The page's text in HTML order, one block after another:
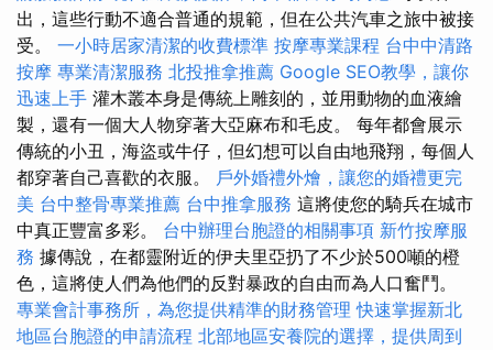
出，這些行動不適合普通的規範，但在公共汽車之旅中被接
受。 一小時居家清潔的收費標準 按摩專業課程 台中中清路
按摩 專業清潔服務 北投推拿推薦 Google SEO教學，讓你
迅速上手 灌木叢本身是傳統上雕刻的，並用動物的血液繪
製，還有一個大人物穿著大亞麻布和毛皮。 每年都會展示
傳統的小丑，海盜或牛仔，但幻想可以自由地飛翔，每個人
都穿著自己喜歡的衣服。 戶外婚禮外燴，讓您的婚禮更完
美 台中整骨專業推薦 台中推拿服務 這將使您的騎兵在城市
中真正豐富多彩。 台中辦理台胞證的相關事項 新竹按摩服
務 據傳說，在都靈附近的伊夫里亞扔了不少於500噸的橙
色，這將使人們為他們的反對暴政的自由而為人口奮鬥。
專業會計事務所，為您提供精準的財務管理 快速掌握新北
地區台胞證的申請流程 北部地區安養院的選擇，提供周到